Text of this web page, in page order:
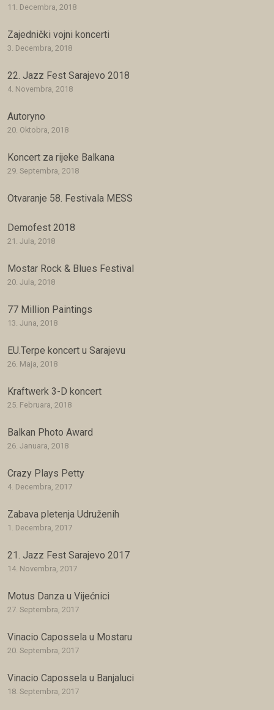
11. Decembra, 2018
Zajednički vojni koncerti
3. Decembra, 2018
22. Jazz Fest Sarajevo 2018
4. Novembra, 2018
Autoryno
20. Oktobra, 2018
Koncert za rijeke Balkana
29. Septembra, 2018
Otvaranje 58. Festivala MESS
Demofest 2018
21. Jula, 2018
Mostar Rock & Blues Festival
20. Jula, 2018
77 Million Paintings
13. Juna, 2018
EU.Terpe koncert u Sarajevu
26. Maja, 2018
Kraftwerk 3-D koncert
25. Februara, 2018
Balkan Photo Award
26. Januara, 2018
Crazy Plays Petty
4. Decembra, 2017
Zabava pletenja Udruženih
1. Decembra, 2017
21. Jazz Fest Sarajevo 2017
14. Novembra, 2017
Motus Danza u Vijećnici
27. Septembra, 2017
Vinacio Capossela u Mostaru
20. Septembra, 2017
Vinacio Capossela u Banjaluci
18. Septembra, 2017